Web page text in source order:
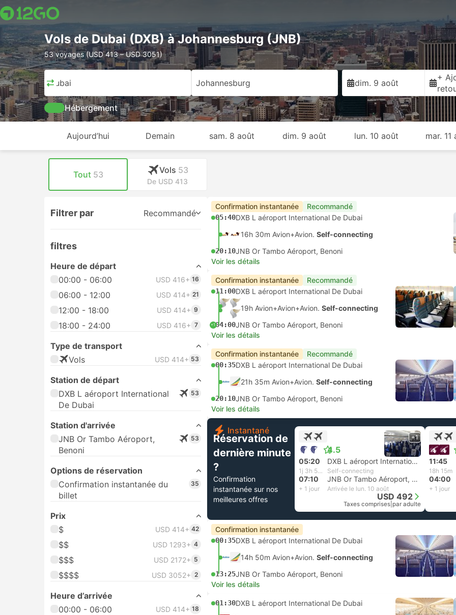
Vols de Dubai (DXB) à Johannesburg (JNB)
53 voyages (USD 413 – USD 3051)
Dubai Johannesburg dim. 9 août
+
Hébergement
Aujourd’hui Demain sam. 8 août dim. 9 août lun. 10 août mar. 11
Tout 53 Vols 53
De USD 413
Filtrer par Recommandé
filtres
Heure de départ
00:00 - 06:00
USD 416+ 16
06:00 - 12:00 USD 414+ 21
12:00 - 18:00 USD 414+ 9
18:00 - 24:00 USD 416+ 7
Type de transport
Vols
USD 414+ 53
Station de départ
DXB L aéroport International
De Dubai
53
Station d'arrivée
JNB Or Tambo Aéroport,
Benoni
53
Options de réservation
Confirmation instantanée du
billet
35
Prix
$
USD 414+ 42
$$ USD 1293+ 4
$$$ USD 2172+ 5
$$$$ USD 3052+ 2
Heure d’arrivée
00:00 - 06:00
USD 414+ 18
Confirmation instantanée Recommandé
05:40DXB L aéroport International De Dubai
16h 30m Avion+Avion. Self-connecting
20:10JNB Or Tambo Aéroport, Benoni
Voir les détails
Confirmation instantanée Recommandé
11:00DXB L aéroport International De Dubai
19h Avion+Avion+Avion. Self-connecting
+104:00JNB Or Tambo Aéroport, Benoni
Voir les détails
Confirmation instantanée Recommandé
00:35DXB L aéroport International De Dubai
21h 35m Avion+Avion. Self-connecting
20:10JNB Or Tambo Aéroport, Benoni
Voir les détails
Instantané
Réservation de
dernière minute
?
Confirmation
instantanée sur nos
meilleures offres
4.5
+1
05:20 DXB L aéroport International De Dubai
1j 3h 50m Self-connecting
07:10 JNB Or Tambo Aéroport, Benoni
+ 1 jour Arrivée le lun. 10 août
USD 492
Taxes comprises par adulte
11:45
18h 15m
04:00
+ 1 jour
Confirmation instantanée
00:35DXB L aéroport International De Dubai
14h 50m Avion+Avion. Self-connecting
13:25JNB Or Tambo Aéroport, Benoni
Voir les détails
01:30DXB L aéroport International De Dubai